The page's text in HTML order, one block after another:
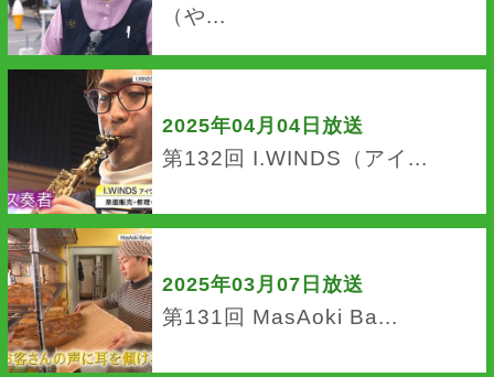
（や...
2025年04月04日放送
第132回 I.WINDS（アイ...
2025年03月07日放送
第131回 MasAoki Ba...